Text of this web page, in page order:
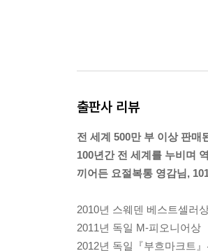
출판사 리뷰
전 세계 500만 부 이상 판매
100년간 전 세계를 누비며
끼어든 요절복통 영감님,
2010년 스웨덴 베스트셀러
2011년 독일 M-피오니어상
2012년 독일『부흐마크트